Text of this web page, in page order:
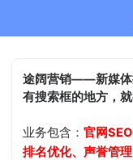
途阔营销——新媒体
有搜索框的地方，
业务包含：官网
排名优化、声誉管